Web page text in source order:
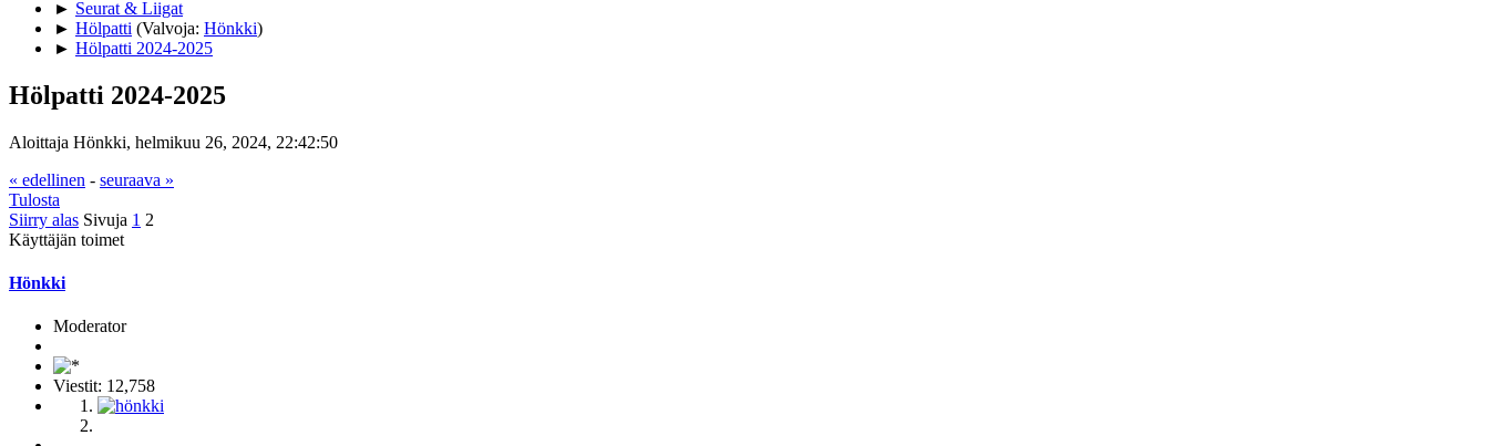
► Seurat & Liigat
► Hölpatti (Valvoja: Hönkki)
► Hölpatti 2024-2025
Hölpatti 2024-2025
Aloittaja Hönkki, helmikuu 26, 2024, 22:42:50
« edellinen - seuraava »
Tulosta
Siirry alas Sivuja 1 2
Käyttäjän toimet
Hönkki
Moderator
Viestit: 12,758